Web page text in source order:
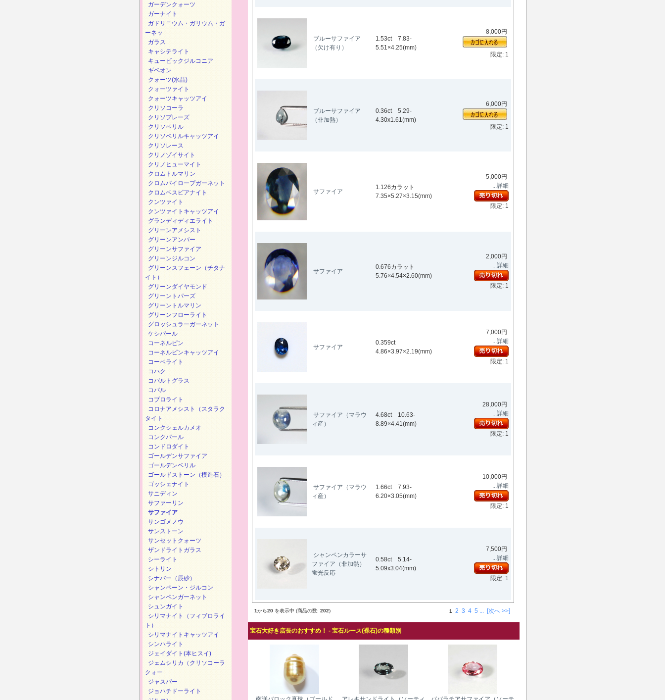
ブルーサファイア
（欠け有り）
1.53ct 7.83-
5.51×4.25(mm)
8,000円
限定: 1
ブルーサファイア
（非加熱）
0.36ct 5.29-
4.30x1.61(mm)
6,000円
限定: 1
サファイア
1.126カラット
7.35×5.27×3.15(mm)
5,000円
...詳細
限定: 1
サファイア
0.676カラット
5.76×4.54×2.60(mm)
2,000円
...詳細
限定: 1
サファイア
0.359ct
4.86×3.97×2.19(mm)
7,000円
...詳細
限定: 1
サファイア（マラウ
ィ産）
4.68ct 10.63-
8.89×4.41(mm)
28,000円
...詳細
限定: 1
サファイア（マラウ
ィ産）
1.66ct 7.93-
6.20×3.05(mm)
10,000円
...詳細
限定: 1
シャンペンカラーサ
ファイア（非加熱）
蛍光反応
0.58ct 5.14-
5.09x3.04(mm)
7,500円
...詳細
限定: 1
1から20 を表示中 (商品の数: 202) 1 2 3 4 5 ... [次へ >>]
宝石大好き店長のおすすめ！ - 宝石ルース(裸石)の種類別
ガーデンクォーツ
ガーナイト
ガドリニウム・ガリウム・ガ
ーネッ
ガラス
キャシテライト
キュービックジルコニア
ギベオン
クォーツ(水晶)
クォーツァイト
クォーツキャッツアイ
クリソコーラ
クリソプレーズ
クリソベリル
クリソベリルキャッツアイ
クリソレース
クリノゾイサイト
クリノヒューマイト
クロムトルマリン
クロムパイロープガーネット
クロムベスビアナイト
クンツァイト
クンツァイトキャッツアイ
グランディディエライト
グリーンアメシスト
グリーンアンバー
グリーンサファイア
グリーンジルコン
グリーンスフェーン（チタナ
イト）
グリーンダイヤモンド
グリーントパーズ
グリーントルマリン
グリーンフローライト
グロッシュラーガーネット
ケシパール
コーネルピン
コーネルピンキャッツアイ
コーベライト
コハク
コバルトグラス
コパル
コブロライト
コロナアメシスト（スタラク
タイト
コンクシェルカメオ
コンクパール
コンドロダイト
ゴールデンサファイア
ゴールデンベリル
ゴールドストーン（模造石）
ゴッシェナイト
サニディン
サファーリン
サファイア
サンゴメノウ
サンストーン
サンセットクォーツ
ザンドライトガラス
シーライト
シトリン
シナバー（辰砂）
シャンペーン・ジルコン
シャンペンガーネット
シュンガイト
シリマナイト（フィブロライ
ト）
シリマナイトキャッツアイ
シンハライト
ジェイダイト(本ヒスイ)
ジェムシリカ（クリソコーラ
クォー
ジャスパー
ジョハチドーライト